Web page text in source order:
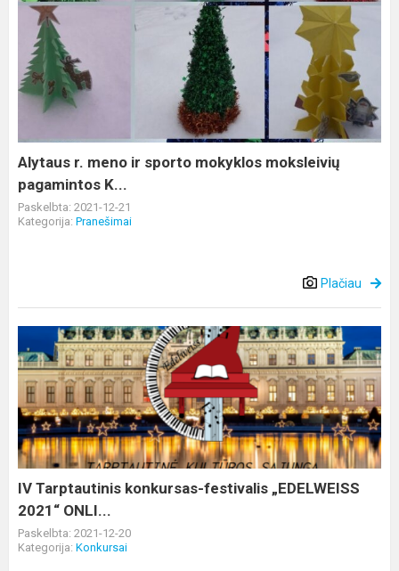
Alytaus
meno
ir
sporto
mokyklos
moksleivių
pagamintos
K...
Alytaus r. meno ir sporto mokyklos moksleivių
pagamintos K...
Paskelbta: 2021-12-21
Kategorija: Pranešimai
Plačiau
Tarptautinis
konkursas-
festivalis
„EDELWEISS
2021“
ONLI...
IV Tarptautinis konkursas-festivalis „EDELWEISS
2021“ ONLI...
Paskelbta: 2021-12-20
Kategorija: Konkursai